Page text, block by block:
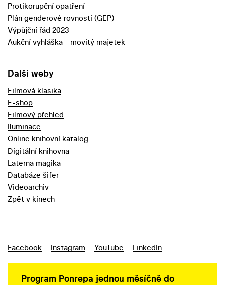
Protikorupční opatření
Plán genderové rovnosti (GEP)
Výpůjční řád 2023
Aukční vyhláška - movitý majetek
Další weby
Filmová klasika
E-shop
Filmový přehled
Iluminace
Online knihovní katalog
Digitální knihovna
Laterna magika
Databáze šifer
Videoarchiv
Zpět v kinech
Facebook Instagram YouTube LinkedIn
Program Ponrepa jednou měsíčně do